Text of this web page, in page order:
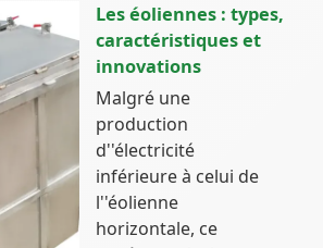
Les éoliennes : types,
caractéristiques et
innovations
Malgré une
production
d''électricité
inférieure à celui de
l''éolienne
horizontale, ce